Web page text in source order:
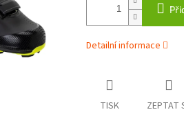
Detailní informace
TISK ZEPTAT